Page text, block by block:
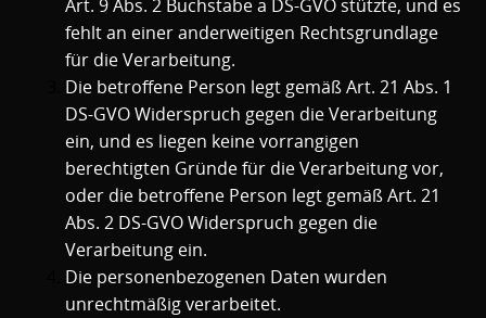
Art. 9 Abs. 2 Buchstabe a DS-GVO stützte, und es
fehlt an einer anderweitigen Rechtsgrundlage
für die Verarbeitung.
Die betroffene Person legt gemäß Art. 21 Abs. 1
DS-GVO Widerspruch gegen die Verarbeitung
ein, und es liegen keine vorrangigen
berechtigten Gründe für die Verarbeitung vor,
oder die betroffene Person legt gemäß Art. 21
Abs. 2 DS-GVO Widerspruch gegen die
Verarbeitung ein.
Die personenbezogenen Daten wurden
unrechtmäßig verarbeitet.